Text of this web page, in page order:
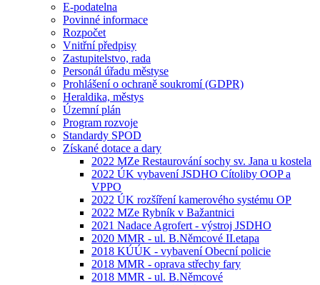
E-podatelna
Povinné informace
Rozpočet
Vnitřní předpisy
Zastupitelstvo, rada
Personál úřadu městyse
Prohlášení o ochraně soukromí (GDPR)
Heraldika, městys
Územní plán
Program rozvoje
Standardy SPOD
Získané dotace a dary
2022 MZe Restaurování sochy sv. Jana u kostela
2022 ÚK vybavení JSDHO Cítoliby OOP a
VPPO
2022 ÚK rozšíření kamerového systému OP
2022 MZe Rybník v Bažantnici
2021 Nadace Agrofert - výstroj JSDHO
2020 MMR - ul. B.Němcové II.etapa
2018 KÚÚK - vybavení Obecní policie
2018 MMR - oprava střechy fary
2018 MMR - ul. B.Němcové